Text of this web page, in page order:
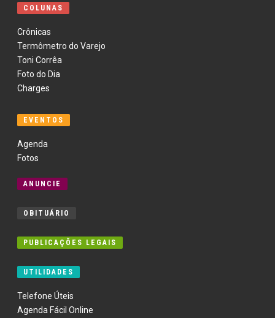
COLUNAS
Crônicas
Termômetro do Varejo
Toni Corrêa
Foto do Dia
Charges
EVENTOS
Agenda
Fotos
ANUNCIE
OBITUÁRIO
PUBLICAÇÕES LEGAIS
UTILIDADES
Telefone Úteis
Agenda Fácil Online